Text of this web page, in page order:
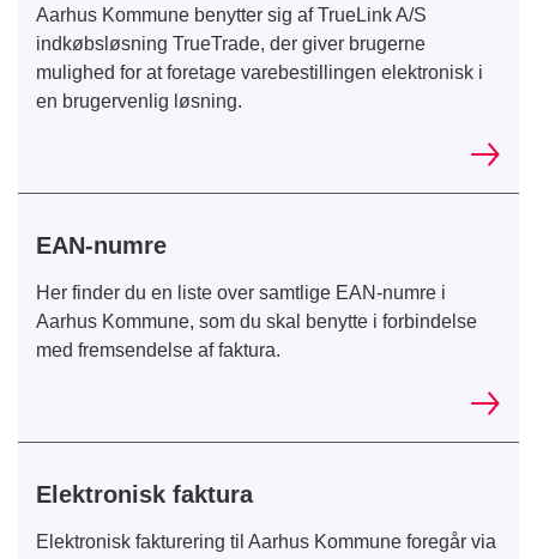
Aarhus Kommune benytter sig af TrueLink A/S
indkøbsløsning TrueTrade, der giver brugerne
mulighed for at foretage varebestillingen elektronisk i
en brugervenlig løsning.
EAN-numre
Her finder du en liste over samtlige EAN-numre i
Aarhus Kommune, som du skal benytte i forbindelse
med fremsendelse af faktura.
Elektronisk faktura
Elektronisk fakturering til Aarhus Kommune foregår via